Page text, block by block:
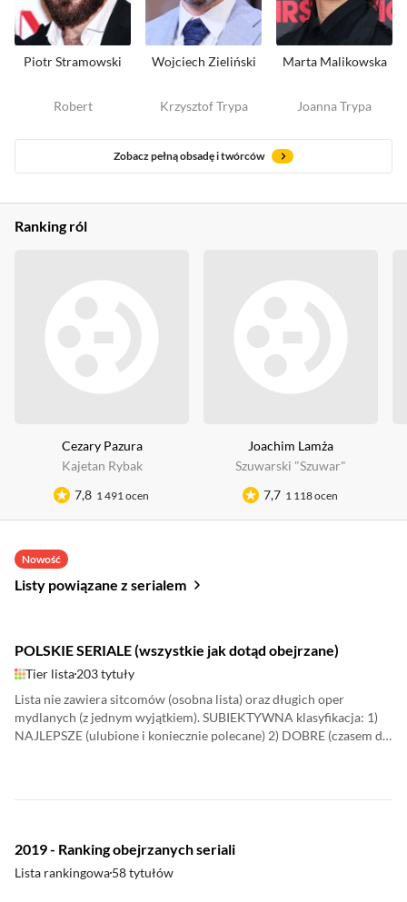
Piotr Stramowski
Robert
Wojciech Zieliński
Krzysztof Trypa
Marta Malikowska
Joanna Trypa
Zobacz pełną obsadę i twórców
Ranking ról
Cezary Pazura
Kajetan Rybak
7,8 1 491 ocen
Joachim Lamża
Szuwarski "Szuwar"
7,7 1 118 ocen
Nowość
Listy powiązane z serialem
POLSKIE SERIALE (wszystkie jak dotąd obejrzane)
Tier lista203 tytuły
Lista nie zawiera sitcomów (osobna lista) oraz długich oper
mydlanych (z jednym wyjątkiem). SUBIEKTYWNA klasyfikacja: 1)
NAJLEPSZE (ulubione i koniecznie polecane) 2) DOBRE (czasem do
2019 - Ranking obejrzanych seriali
Lista rankingowa58 tytułów